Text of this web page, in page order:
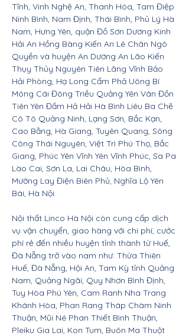
Tĩnh, Vinh Nghệ An, Thanh Hóa, Tam Điệp
Ninh Bình, Nam Định, Thái Bình, Phủ Lý Hà
Nam, Hưng Yên, quận Đồ Sơn Dương Kinh
Hải An Hồng Bàng Kiến An Lê Chân Ngô
Quyền và huyện An Dương An Lão Kiến
Thụy Thủy Nguyên Tiên Lãng Vĩnh Bảo
Hải Phòng, Hạ Long Cẩm Phả Uông Bí
Móng Cái Đông Triều Quảng Yên Vân Đồn
Tiên Yên Đầm Hả Hải Hà Bình Liêu Ba Chẽ
Cô Tô Quảng Ninh, Lạng Sơn, Bắc Kạn,
Cao Bằng, Hà Giang, Tuyên Quang, Sông
Công Thái Nguyên, Việt Trì Phú Thọ, Bắc
Giang, Phúc Yên Vĩnh Yên Vĩnh Phúc, Sa Pa
Lào Cai, Sơn La, Lai Châu, Hòa Bình,
Mường Lay Điện Biên Phủ, Nghĩa Lộ Yên
Bái, Hà Nội.
Nội thất Linco Hà Nội còn cung cấp dịch
vụ vận chuyển, giao hàng với chi phí, cước
phí rẻ đến nhiều huyện tỉnh thành từ Huế,
Đà Nẵng trở vào nam như: Thừa Thiên
Huế, Đà Nẵng, Hội An, Tam Kỳ tỉnh Quảng
Nam, Quảng Ngãi, Quy Nhơn Bình Định,
Tuy Hòa Phú Yên, Cam Ranh Nha Trang
Khánh Hòa, Phan Rang Tháp Chàm Ninh
Thuận, Mũi Né Phan Thiết Bình Thuận,
Pleiku Gia Lai, Kon Tum, Buôn Ma Thuột